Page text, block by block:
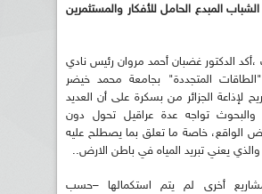
المبدع الحامل للأفكار والمستثمرين
الدكتور غضبان أحمد مروان رئيس نادي
المتجددة" بجامعة محمد خيضر
لإذاعة الجزائر من بسكرة على أن العديد
تواجه عدة عراقيل تحول دون
الواقع، خاصة ما تعلق بما يصطلح عليه
يعني تبريد المياه في باطن الارض..
أخرى لم يتم استكمالها –حسب